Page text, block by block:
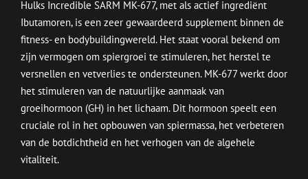
Hulks Incredible SARM MK-677, met als actief ingrediënt
Ibutamoren, is een zeer gewaardeerd supplement binnen de
fitness- en bodybuildingwereld. Het staat vooral bekend om
zijn vermogen om spiergroei te stimuleren, het herstel te
versnellen en vetverlies te ondersteunen. MK-677 werkt door
het stimuleren van de natuurlijke aanmaak van
groeihormoon (GH) in het lichaam. Dit hormoon speelt een
cruciale rol in het opbouwen van spiermassa, het verbeteren
van de botdichtheid en het verhogen van de algehele
vitaliteit.